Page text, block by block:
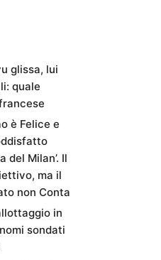
glissa, lui
quale
è Felice e
del Milan’. Il
ma il
non Conta
in
sondati